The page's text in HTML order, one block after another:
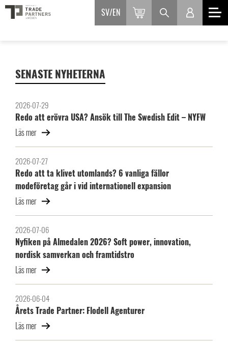
SV EN
SENASTE NYHETERNA
2026-07-29
Redo att erövra USA? Ansök till The Swedish Edit – NYFW
Läs mer
2026-07-27
Redo att ta klivet utomlands? 6 vanliga fällor
modeföretag går i vid internationell expansion
Läs mer
2026-07-06
Nyfiken på Almedalen 2026? Soft power, innovation,
nordisk samverkan och framtidstro
Läs mer
2026-06-04
Årets Trade Partner: Flodell Agenturer
Läs mer